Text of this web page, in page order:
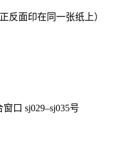
反面印在同一张纸上）
口 sj029–sj035号